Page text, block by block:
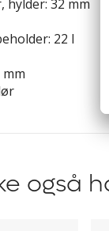
32 mm
22 l
også